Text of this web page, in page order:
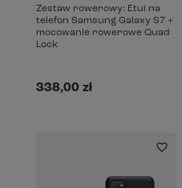
Zestaw rowerowy: Etui na
telefon Samsung Galaxy S7 +
mocowanie rowerowe Quad
Lock
338,00 zł